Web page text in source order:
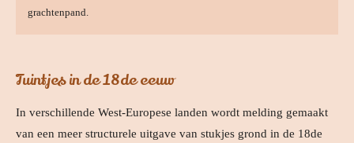
grachtenpand.
Tuintjes in de 18de eeuw
In verschillende West-Europese landen wordt melding gemaakt
van een meer structurele uitgave van stukjes grond in de 18de